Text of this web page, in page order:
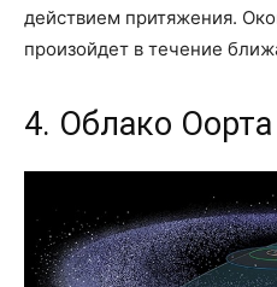
действием притяжения.
произойдет в течение
4. Облако Оорта